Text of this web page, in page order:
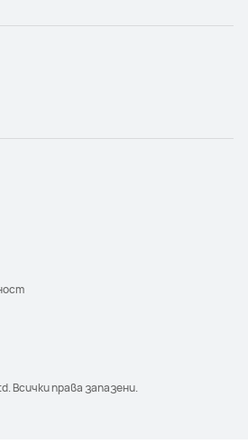
Всички права запазени.